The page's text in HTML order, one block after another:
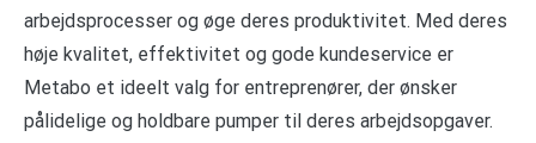
arbejdsprocesser og øge deres produktivitet. Med deres
høje kvalitet, effektivitet og gode kundeservice er
Metabo et ideelt valg for entreprenører, der ønsker
pålidelige og holdbare pumper til deres arbejdsopgaver.